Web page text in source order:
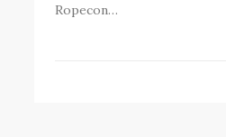
Ropecon…